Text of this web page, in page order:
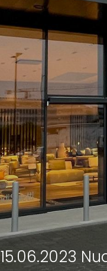
15.06.2023